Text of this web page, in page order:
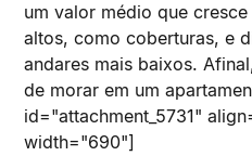
um valor médio que
altos, como coberturas, e
andares mais baixos.
de morar em um
id="attachment_5731"
width="690"]